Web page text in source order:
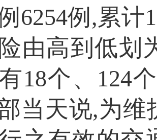
6254例,累计
由高到低划
18个、124
当天说,为维